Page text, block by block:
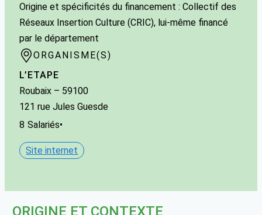
Origine et spécificités du financement : Collectif des
Réseaux Insertion Culture (CRIC), lui-même financé
par le département
ORGANISME(S)
L’ETAPE
Roubaix – 59100
121 rue Jules Guesde
8 Salariés•
Site internet
ORIGINE ET CONTEXTE